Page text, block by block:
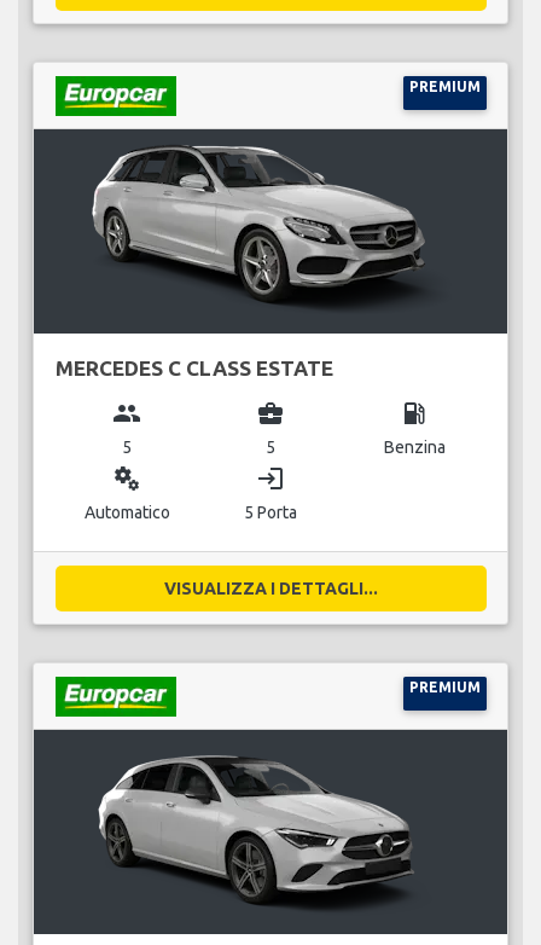
PREMIUM
MERCEDES C CLASS ESTATE
group
5
business_center
5
local_gas_station
Benzina
miscellaneous_services
Automatico
login
5 Porta
VISUALIZZA I DETTAGLI...
PREMIUM